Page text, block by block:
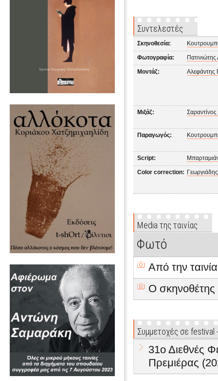
Συντελεστές
Σκηνοθεσία:
Φωτογραφία:
Μοντάζ: Αλεφάντης
Μιξάζ:
Παραγωγός:
Script:
Color correction:
Media της ταινίας
Φωτό
Από την ταινία
Ο σκηνοθέτης
Συμμετοχές σε
31ο Διεθνές
Πρεμιέρας